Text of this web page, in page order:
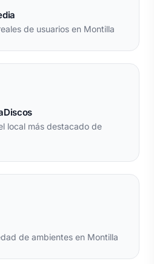
de usuarios en Montilla
local más destacado de
de ambientes en Montilla